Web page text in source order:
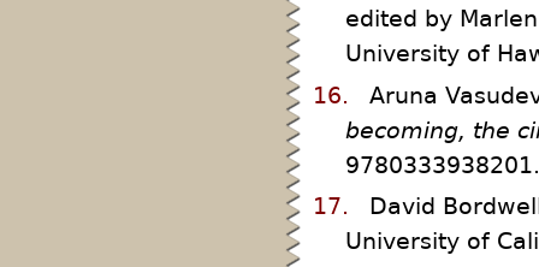
edited by
University of
16.
Aruna
becoming, the
17.
David
University of